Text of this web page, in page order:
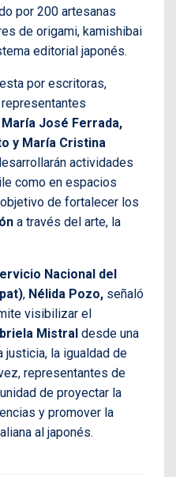
por 200 artesanas
de origami, kamishibai
editorial japonés.
por escritoras,
María José Ferrada,
y María Cristina
actividades
como en espacios
de fortalecer los
a través del arte, la
Nacional del
, Nélida Pozo, señaló
visibilizar el
Mistral desde una
la igualdad de
representantes de
de proyectar la
y promover la
al japonés.